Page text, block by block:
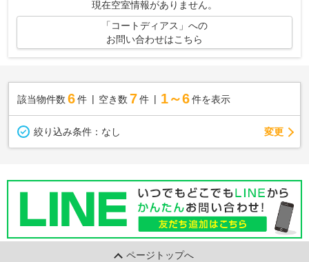
現在空室情報がありません。
「コートディアス」への
お問い合わせはこちら
該当物件数 6件 空き数 7 件 1～6 件を表示
絞り込み条件： なし 変更
ページトップへ